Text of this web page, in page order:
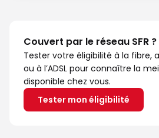
Couvert par le réseau SFR ?
Tester votre éligibilité à la fibre,
ou à l’ADSL pour connaître la
disponible chez vous.
Tester mon éligibilité